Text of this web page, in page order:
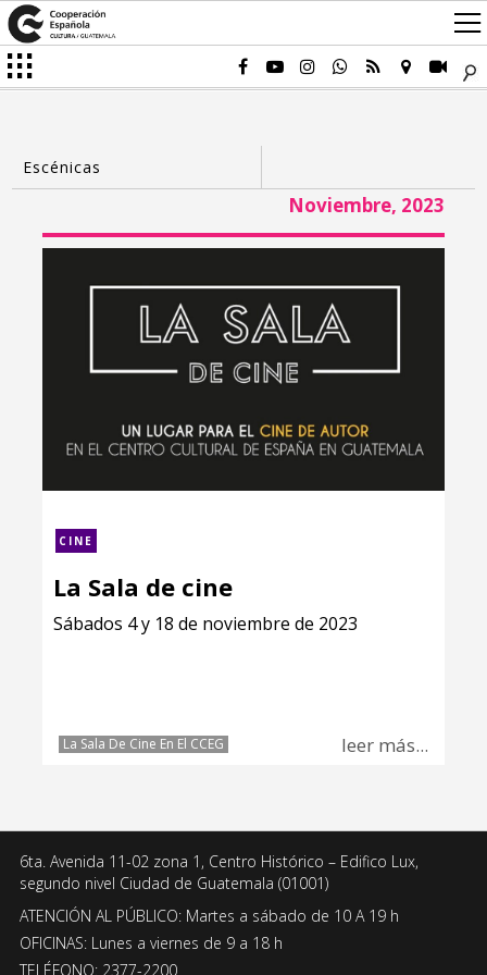
Noviembre, 2023
CINE
La Sala de cine
Sábados 4 y 18 de noviembre de 2023
La Sala De Cine En El CCEG leer más...
6ta. Avenida 11-02 zona 1, Centro Histórico – Edifico Lux,
segundo nivel Ciudad de Guatemala (01001)
ATENCIÓN AL PÚBLICO: Martes a sábado de 10 A 19 h
OFICINAS: Lunes a viernes de 9 a 18 h
TELÉFONO: 2377-2200